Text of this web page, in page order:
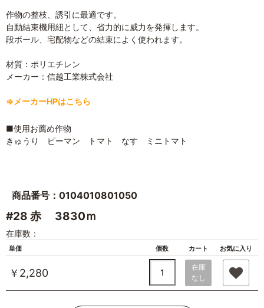
作物の整枝、誘引に最適です。
自動結束機用紐として、省力的に威力を発揮します。
段ボール、宅配物などの結束によく使われます。
材質：ポリエチレン
メーカー：信越工業株式会社
⇒メーカーHPはこちら
■使用お薦め作物
きゅうり ピーマン トマト なす ミニトマト
商品番号：0104010801050
#28 赤 3830ｍ
在庫数：
単価 個数 カート お気に入り
￥2,280
在庫
なし